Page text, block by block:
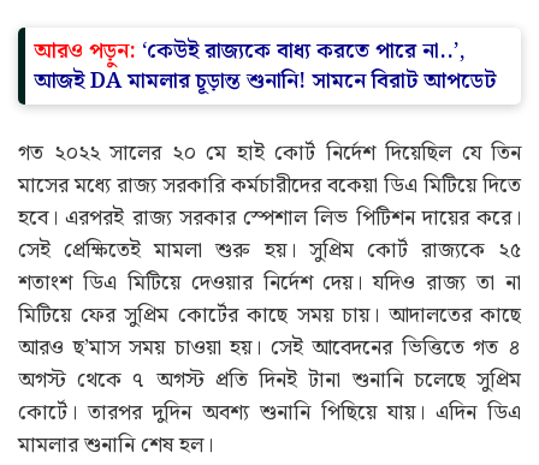
আরও পড়ুন: ‘কেউই রাজ্যকে বাধ‍্য করতে পারে না..’,
আজই DA মামলার চূড়ান্ত শুনানি! সামনে বিরাট আপডেট
গত ২০২২ সালের ২০ মে হাই কোর্ট নির্দেশ দিয়েছিল যে তিন
মাসের মধ্যে রাজ্য সরকারি কর্মচারীদের বকেয়া ডিএ মিটিয়ে দিতে
হবে। এরপরই রাজ্য সরকার স্পেশাল লিভ পিটিশন দায়ের করে।
সেই প্রেক্ষিতেই মামলা শুরু হয়। সুপ্রিম কোর্ট রাজ্যকে ২৫
শতাংশ ডিএ মিটিয়ে দেওয়ার নির্দেশ দেয়। যদিও রাজ্য তা না
মিটিয়ে ফের সুপ্রিম কোর্টের কাছে সময় চায়। আদালতের কাছে
আরও ছ’মাস সময় চাওয়া হয়। সেই আবেদনের ভিত্তিতে গত ৪
অগস্ট থেকে ৭ অগস্ট প্রতি দিনই টানা শুনানি চলেছে সুপ্রিম
কোর্টে। তারপর দুদিন অবশ্য শুনানি পিছিয়ে যায়। এদিন ডিএ
মামলার শুনানি শেষ হল।